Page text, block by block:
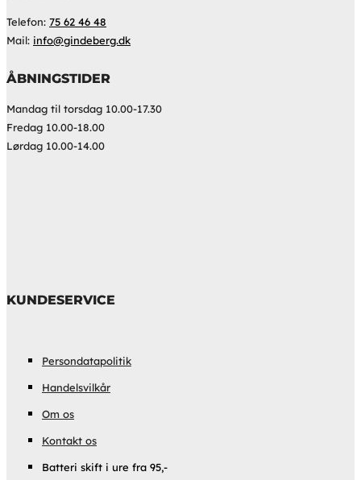
Telefon: 75 62 46 48
Mail: info@gindeberg.dk
ÅBNINGSTIDER
Mandag til torsdag 10.00-17.30
Fredag 10.00-18.00
Lørdag 10.00-14.00
KUNDESERVICE
Persondatapolitik
Handelsvilkår
Om os
Kontakt os
Batteri skift i ure fra 95,-